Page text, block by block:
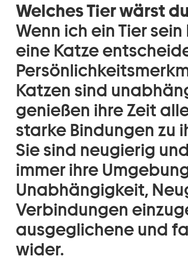
Welches Tier wärst
Wenn ich ein Tier
eine Katze
Katzen sind
genießen ihre Zeit
starke Bindungen zu
Sie sind neugierig
immer ihre
Unabhängigkeit,
Verbindungen
ausgeglichene und
wider.